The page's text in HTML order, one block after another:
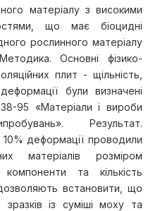
матеріалу з високими
що має біоцидні
рослинного матеріалу
Основні фізико-
плит - щільність,
були визначені
95 «Матеріали і вироби
Результат.
деформації проводили
матеріалів розміром
та кількість
встановити, що
зразків із суміші моху та